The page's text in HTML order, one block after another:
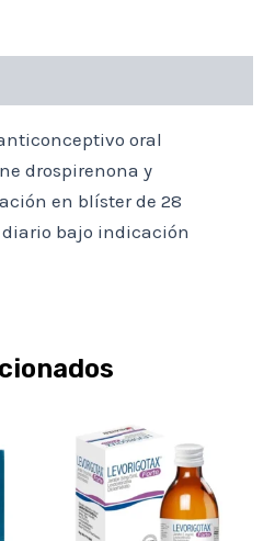
oral
drospirenona y
en blíster de 28
bajo indicación